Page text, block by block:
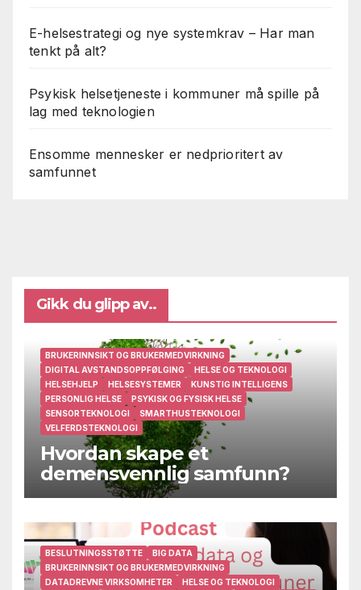
E-helsestrategi og nye systemkrav – Har man
tenkt på alt?
Psykisk helsetjeneste i kommuner må spille på
lag med teknologien
Ensomme mennesker er nedprioritert av
samfunnet
Gikk du glipp av..
BRUKERINNSIKT OG BRUKERMEDVIRKNING
DIGITAL AVSTANDSOPPFØLGING
HELSE OG TEKNOLOGI
HELSEHJELP
HELSESYSTEMER
KUNSTIG INTELLIGENS
PERSONLIG HELSE
PSYKISK OG FYSISK HELSE
SENSORTEKNOLOGI
SMARTHUSTEKNOLOGI
VELFERDSTEKNOLOGI
Hvordan skape et
demensvennlig samfunn?
BESLUTNINGSSTØTTE
BIG DATA
BRUKERINNSIKT OG BRUKERMEDVIRKNING
DATADREVNE VIRKSOMHETER
HELSE OG TEKNOLOGI